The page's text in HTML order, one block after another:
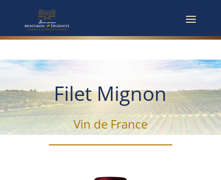
Filet Mignon
Vin de France